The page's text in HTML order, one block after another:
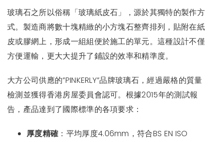
玻璃石之所以俗稱「玻璃紙皮石」，源於其獨特的製作方
式。製造商將數十塊精緻的小方塊石整齊排列，貼附在紙
皮或膠網上，形成一組組便於施工的單元。這種設計不僅
方便運輸，更大大提升了鋪設的效率和精準度。
大方公司供應的”PINKERLY”品牌玻璃石，經過嚴格的質量
檢測並獲得香港房屋委員會認可。根據2015年的測試報
告，產品達到了國際標準的各項要求：
厚度精確 ：平均厚度4.06mm，符合BS EN ISO